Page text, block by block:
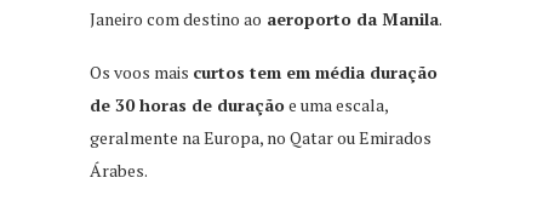
Janeiro com destino ao aeroporto da Manila.
Os voos mais curtos tem em média duração
de 30 horas de duraçãoe uma escala,
geralmente na Europa, no Qatar ou Emirados
Árabes.